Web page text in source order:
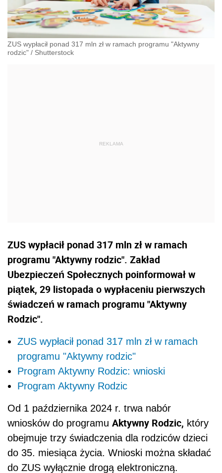
ZUS wypłacił ponad 317 mln zł w ramach programu "Aktywny
rodzic" / Shutterstock
ZUS wypłacił ponad 317 mln zł w ramach
programu "Aktywny rodzic". Zakład
Ubezpieczeń Społecznych poinformował w
piątek, 29 listopada o wypłaceniu pierwszych
świadczeń w ramach programu "Aktywny
Rodzic".
ZUS wypłacił ponad 317 mln zł w ramach
programu "Aktywny rodzic"
Program Aktywny Rodzic: wnioski
Program Aktywny Rodzic
Od 1 października 2024 r. trwa nabór
wniosków do programu Aktywny Rodzic, który
obejmuje trzy świadczenia dla rodziców dzieci
do 35. miesiąca życia. Wnioski można składać
do ZUS wyłącznie drogą elektroniczną.